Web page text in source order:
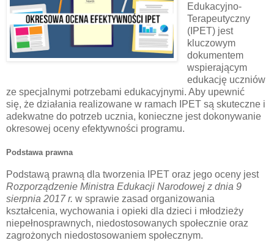
Edukacyjno-
Terapeutyczny
(IPET) jest
kluczowym
dokumentem
wspierającym
edukację uczniów
ze specjalnymi potrzebami edukacyjnymi. Aby upewnić
się, że działania realizowane w ramach IPET są skuteczne i
adekwatne do potrzeb ucznia, konieczne jest dokonywanie
okresowej oceny efektywności programu.
Podstawa prawna
Podstawą prawną dla tworzenia IPET oraz jego oceny jest
Rozporządzenie Ministra Edukacji Narodowej z dnia 9
sierpnia 2017 r. w sprawie zasad organizowania
kształcenia, wychowania i opieki dla dzieci i młodzieży
niepełnosprawnych, niedostosowanych społecznie oraz
zagrożonych niedostosowaniem społecznym.